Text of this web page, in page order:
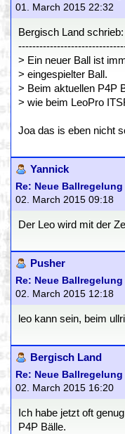
01. March 2015 22:32
Bergisch Land schrieb:
> Ein neuer Ball ist
> eingespielter Ball.
> Beim aktuellen P4P
> wie beim LeoPro
Joa das is eben nicht
Yannick
Re: Neue
02. March 2015 09:18
Der Leo wird mit der
Pusher
Re: Neue
02. March 2015 12:18
leo kann sein, beim
Bergisch Land
Re: Neue
02. March 2015 16:20
Ich habe jetzt oft
P4P Bälle.